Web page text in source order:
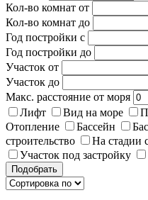
Кол-во комнат от
Кол-во комнат до
Год постройки с
Год постройки до
Участок от
Участок до
Макс. расстояние от моря
Лифт
Вид на море
Отопление
Бассейн
строительство
На стадии
Участок под застройку
Подобрать